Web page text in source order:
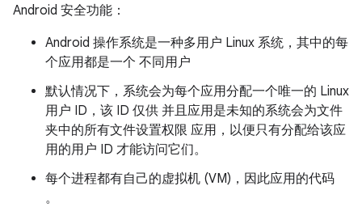
Android 安全功能：
Android 操作系统是一种多用户 Linux 系统，其中的每
个应用都是一个 不同用户
默认情况下，系统会为每个应用分配一个唯一的 Linux
用户 ID，该 ID 仅供 并且应用是未知的系统会为文件
夹中的所有文件设置权限 应用，以便只有分配给该应
用的用户 ID 才能访问它们。
每个进程都有自己的虚拟机 (VM)，因此应用的代码
。